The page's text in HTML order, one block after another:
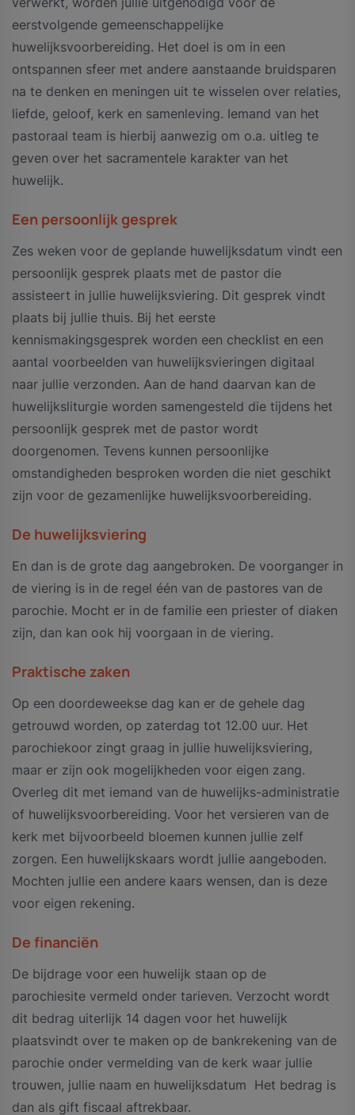
eerstvolgende gemeenschappelijke
huwelijksvoorbereiding. Het doel is om in een
ontspannen sfeer met andere aanstaande bruidsparen
na te denken en meningen uit te wisselen over relaties,
liefde, geloof, kerk en samenleving. Iemand van het
pastoraal team is hierbij aanwezig om o.a. uitleg te
geven over het sacramentele karakter van het
huwelijk.
Een persoonlijk gesprek
Zes weken voor de geplande huwelijksdatum vindt een
persoonlijk gesprek plaats met de pastor die
assisteert in jullie huwelijksviering. Dit gesprek vindt
plaats bij jullie thuis. Bij het eerste
kennismakingsgesprek worden een checklist en een
aantal voorbeelden van huwelijksvieringen digitaal
naar jullie verzonden. Aan de hand daarvan kan de
huwelijksliturgie worden samengesteld die tijdens het
persoonlijk gesprek met de pastor wordt
doorgenomen. Tevens kunnen persoonlijke
omstandigheden besproken worden die niet geschikt
zijn voor de gezamenlijke huwelijksvoorbereiding.
De huwelijksviering
En dan is de grote dag aangebroken. De voorganger in
de viering is in de regel één van de pastores van de
parochie. Mocht er in de familie een priester of diaken
zijn, dan kan ook hij voorgaan in de viering.
Praktische zaken
Op een doordeweekse dag kan er de gehele dag
getrouwd worden, op zaterdag tot 12.00 uur. Het
parochiekoor zingt graag in jullie huwelijksviering,
maar er zijn ook mogelijkheden voor eigen zang.
Overleg dit met iemand van de huwelijks-administratie
of huwelijksvoorbereiding. Voor het versieren van de
kerk met bijvoorbeeld bloemen kunnen jullie zelf
zorgen. Een huwelijkskaars wordt jullie aangeboden.
Mochten jullie een andere kaars wensen, dan is deze
voor eigen rekening.
De financiën
De bijdrage voor een huwelijk staan op de
parochiesite vermeld onder tarieven. Verzocht wordt
dit bedrag uiterlijk 14 dagen voor het huwelijk
plaatsvindt over te maken op de bankrekening van de
parochie onder vermelding van de kerk waar jullie
trouwen, jullie naam en huwelijksdatum Het bedrag is
dan als gift fiscaal aftrekbaar.